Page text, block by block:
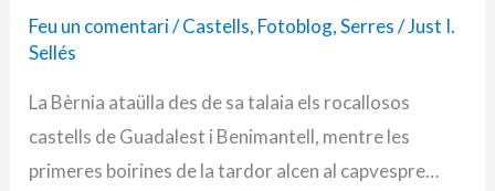
Feu un comentari/Castells, Fotoblog,Serres/Just I.
Sellés
La Bèrnia ataülla des de sa talaia els rocallosos
castells de Guadalest i Benimantell, mentre les
primeres boirines de la tardor alcen al capvespre…